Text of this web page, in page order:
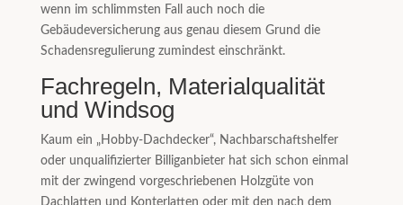
wenn im schlimmsten Fall auch noch die
Gebäudeversicherung aus genau diesem Grund die
Schadensregulierung zumindest einschränkt.
Fachregeln, Materialqualität
und Windsog
Kaum ein „Hobby-Dachdecker“, Nachbarschaftshelfer
oder unqualifizierter Billiganbieter hat sich schon einmal
mit der zwingend vorgeschriebenen Holzgüte von